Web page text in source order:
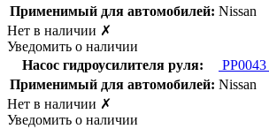
Применимый для автомобилей: Nissan
Нет в наличии ✗
Уведомить о наличии
Насос гидроусилителя руля:
PP0043
Применимый для автомобилей: Nissan
Нет в наличии ✗
Уведомить о наличии